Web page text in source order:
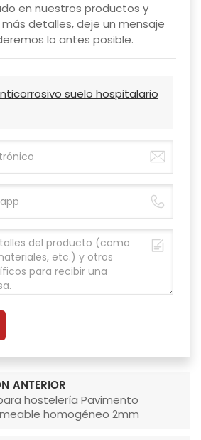
en nuestros productos y
detalles, deje un mensaje
lo antes posible.
suelo hospitalario
ANTERIOR
hostelería Pavimento
homogéneo 2mm